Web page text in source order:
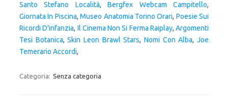
Santo Stefano Località,Bergfex Webcam Campitello,
Giornata In Piscina,Museo Anatomia Torino Orari, Poesie Sui
Ricordi D'infanzia, Il Cinema Non Si Ferma Raiplay, Argomenti
Tesi Botanica,Skin Leon Brawl Stars,Nomi Con Alba,Joe
Temerario Accordi,
Categoria: Senza categoria